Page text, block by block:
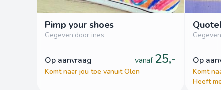
Pimp your shoes
Gegeven door ines
op aanvraag vanaf 25,-
Komt naar jou toe vanuit Olen
op
Komt
Heeft